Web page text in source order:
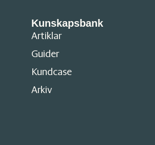
Kunskapsbank
Artiklar
Guider
Kundcase
Arkiv